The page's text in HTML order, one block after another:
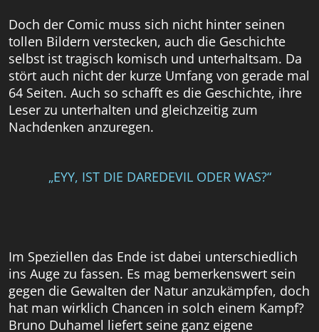
Doch der Comic muss sich nicht hinter seinen
tollen Bildern verstecken, auch die Geschichte
selbst ist tragisch komisch und unterhaltsam. Da
stört auch nicht der kurze Umfang von gerade mal
64 Seiten. Auch so schafft es die Geschichte, ihre
Leser zu unterhalten und gleichzeitig zum
Nachdenken anzuregen.
„EYY, IST DIE DAREDEVIL ODER WAS?“
Im Speziellen das Ende ist dabei unterschiedlich
ins Auge zu fassen. Es mag bemerkenswert sein
gegen die Gewalten der Natur anzukämpfen, doch
hat man wirklich Chancen in solch einem Kampf?
Bruno Duhamel liefert seine ganz eigene